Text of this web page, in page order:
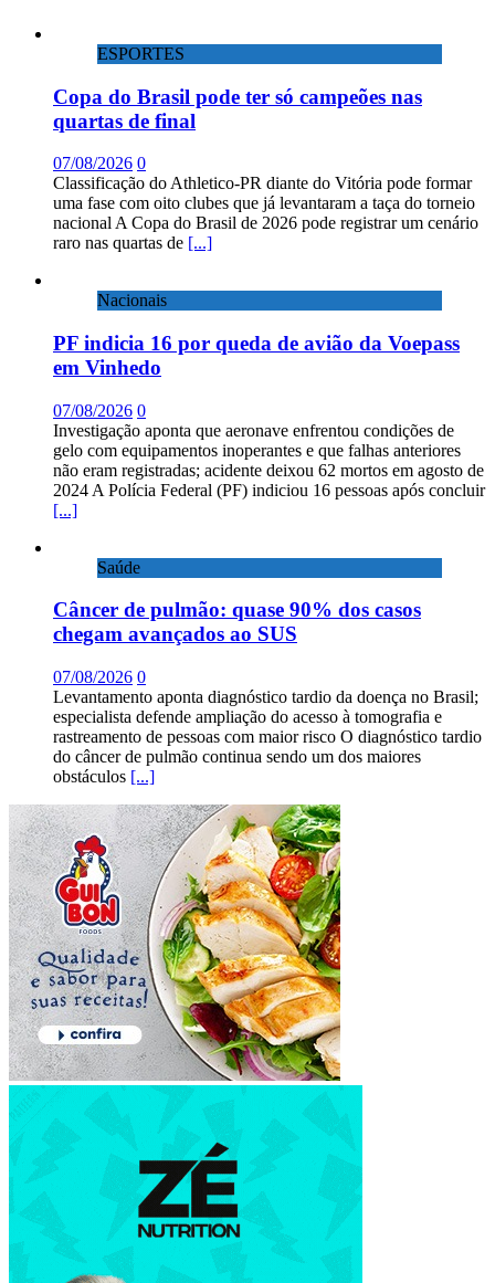
ESPORTES
Copa do Brasil pode ter só campeões nas
quartas de final
07/08/2026 0
Classificação do Athletico-PR diante do Vitória pode formar
uma fase com oito clubes que já levantaram a taça do torneio
nacional A Copa do Brasil de 2026 pode registrar um cenário
raro nas quartas de [...]
Nacionais
PF indicia 16 por queda de avião da Voepass
em Vinhedo
07/08/2026 0
Investigação aponta que aeronave enfrentou condições de
gelo com equipamentos inoperantes e que falhas anteriores
não eram registradas; acidente deixou 62 mortos em agosto de
2024 A Polícia Federal (PF) indiciou 16 pessoas após concluir
[...]
Saúde
Câncer de pulmão: quase 90% dos casos
chegam avançados ao SUS
07/08/2026 0
Levantamento aponta diagnóstico tardio da doença no Brasil;
especialista defende ampliação do acesso à tomografia e
rastreamento de pessoas com maior risco O diagnóstico tardio
do câncer de pulmão continua sendo um dos maiores
obstáculos [...]